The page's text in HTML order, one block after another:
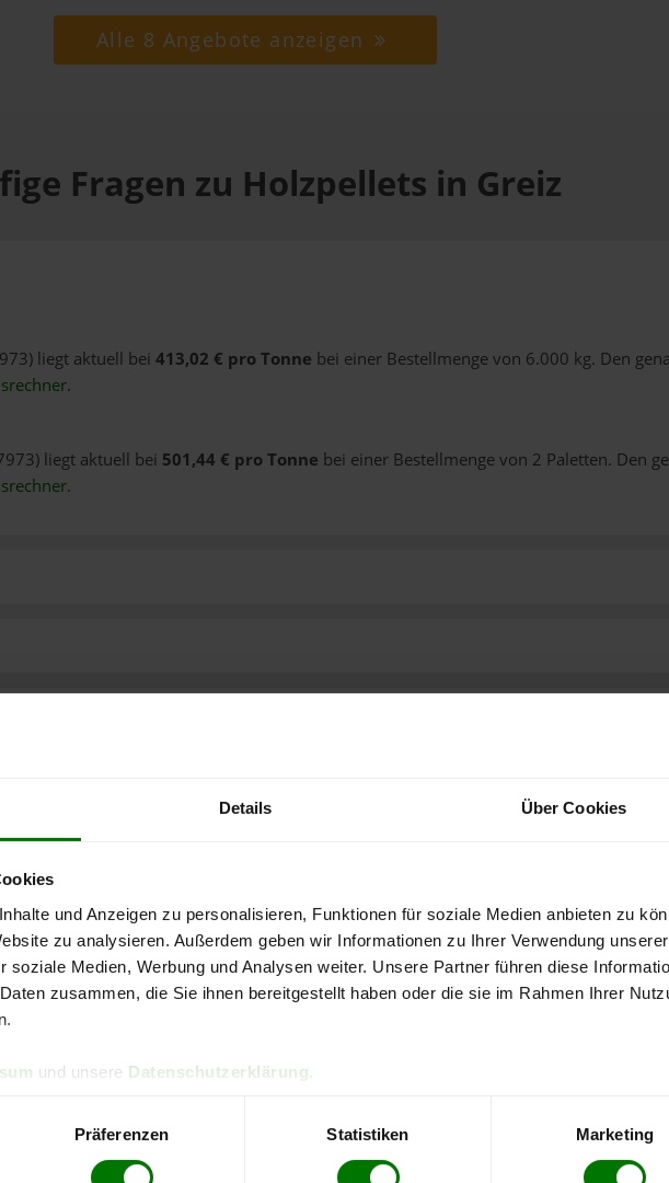
Details Über Cookies
und Anzeigen zu personalisieren, Funktionen für soziale Medien anbieten zu
zu analysieren. Außerdem geben wir Informationen zu Ihrer Verwendung unserer
soziale Medien, Werbung und Analysen weiter. Unsere Partner führen diese
zusammen, die Sie ihnen bereitgestellt haben oder die sie im Rahmen Ihrer
und unsere Datenschutzerklärung
Präferenzen Statistiken Marketing
Alle 8 Angebote anzeigen
Fragen zu Holzpellets in Greiz
liegt aktuell bei 413,02 € pro Tonne bei einer Bestellmenge von 6.000 kg. Den
.
liegt aktuell bei 501,44 € pro Tonne bei einer Bestellmenge von 2 Paletten. Den
.
kostenlose
direkt online bestellen
aktuellen Stand